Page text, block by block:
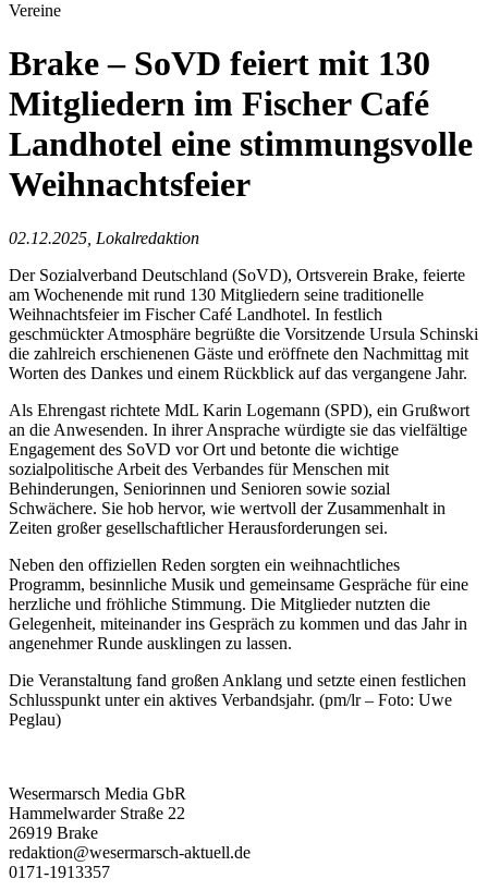
Vereine
Brake – SoVD feiert mit 130
Mitgliedern im Fischer Café
Landhotel eine stimmungsvolle
Weihnachtsfeier
02.12.2025, Lokalredaktion
Der Sozialverband Deutschland (SoVD), Ortsverein Brake, feierte
am Wochenende mit rund 130 Mitgliedern seine traditionelle
Weihnachtsfeier im Fischer Café Landhotel. In festlich
geschmückter Atmosphäre begrüßte die Vorsitzende Ursula Schinski
die zahlreich erschienenen Gäste und eröffnete den Nachmittag mit
Worten des Dankes und einem Rückblick auf das vergangene Jahr.
Als Ehrengast richtete MdL Karin Logemann (SPD), ein Grußwort
an die Anwesenden. In ihrer Ansprache würdigte sie das vielfältige
Engagement des SoVD vor Ort und betonte die wichtige
sozialpolitische Arbeit des Verbandes für Menschen mit
Behinderungen, Seniorinnen und Senioren sowie sozial
Schwächere. Sie hob hervor, wie wertvoll der Zusammenhalt in
Zeiten großer gesellschaftlicher Herausforderungen sei.
Neben den offiziellen Reden sorgten ein weihnachtliches
Programm, besinnliche Musik und gemeinsame Gespräche für eine
herzliche und fröhliche Stimmung. Die Mitglieder nutzten die
Gelegenheit, miteinander ins Gespräch zu kommen und das Jahr in
angenehmer Runde ausklingen zu lassen.
Die Veranstaltung fand großen Anklang und setzte einen festlichen
Schlusspunkt unter ein aktives Verbandsjahr. (pm/lr – Foto: Uwe
Peglau)
Wesermarsch Media GbR
Hammelwarder Straße 22
26919 Brake
redaktion@wesermarsch-aktuell.de
0171-1913357